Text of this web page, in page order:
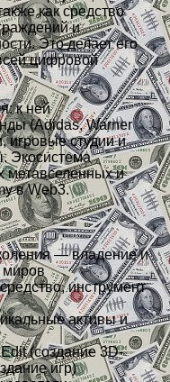
как средство
и
Это делает его
цифровой
к ней
(Adidas, Warner
игровые студии и
Экосистема
метавселенных и
в Web3.
— владение и
миров
инструмент
активы и
(создание 3D-
игр)